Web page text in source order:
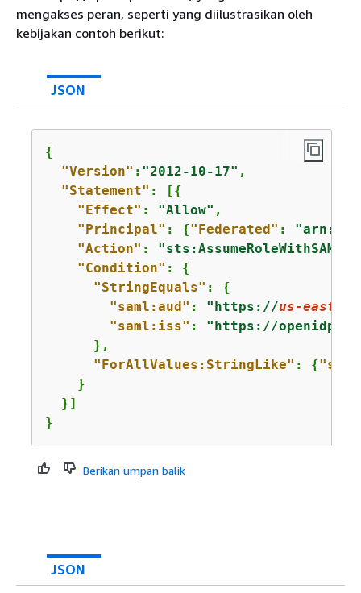
mengakses peran, seperti yang diilustrasikan oleh
kebijakan contoh berikut:
JSON
{
"Version" : "2012-10-17" ,
"Statement" : [{
"Effect" : "Allow" ,
"Principal" : {"Federated" :
"Action" : "sts:AssumeRoleWithSAML"
"Condition" : {
"StringEquals" : {
"saml:aud" : "https://us-east-1
"saml:iss" : "https://
      },
"ForAllValues:StringLike" : {
    }
  }]
}
Berikan umpan balik
JSON